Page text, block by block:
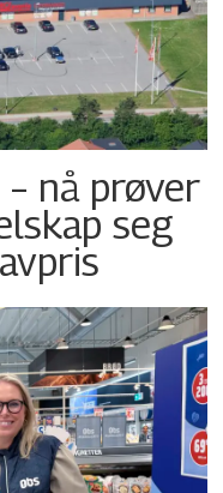
nå prøver
seg